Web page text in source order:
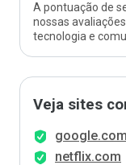
A pontuação de
nossas
tecnologia e
Veja sites
google.com
netflix.com